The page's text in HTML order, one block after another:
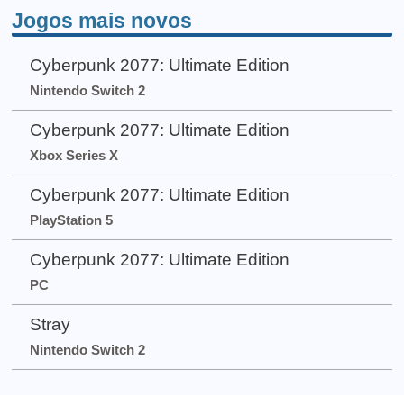
Jogos mais novos
Cyberpunk 2077: Ultimate Edition
Nintendo Switch 2
Cyberpunk 2077: Ultimate Edition
Xbox Series X
Cyberpunk 2077: Ultimate Edition
PlayStation 5
Cyberpunk 2077: Ultimate Edition
PC
Stray
Nintendo Switch 2